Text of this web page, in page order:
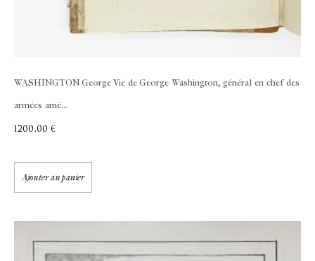
WASHINGTON George Vie de George Washington, général en chef des
armées amé...
1200,00 €
Ajouter au panier